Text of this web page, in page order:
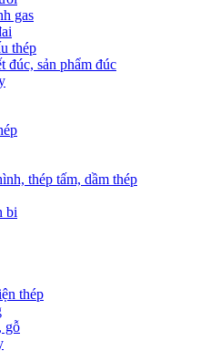
gas
thép
đúc, sản phẩm đúc
thép tấm, dầm thép
bi
thép
gỗ